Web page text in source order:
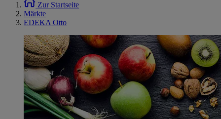
Zur Startseite
Märkte
EDEKA Otto